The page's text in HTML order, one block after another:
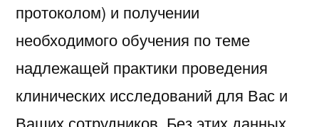
протоколом) и получении
необходимого обучения по теме
надлежащей практики проведения
клинических исследований для Вас и
Ваших сотрудников. Без этих данных